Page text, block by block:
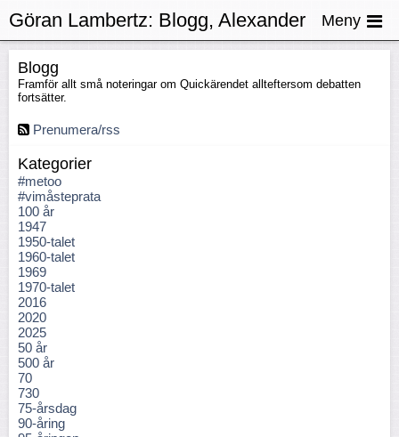
Blogg
Framför allt små noteringar om Quickärendet allteftersom debatten
fortsätter.
Prenumera/rss
Kategorier
#metoo
#vimåsteprata
100 år
1947
1950-talet
1960-talet
1969
1970-talet
2016
2020
2025
50 år
500 år
70
730
75-årsdag
90-åring
Göran Lambertz: Blogg, Alexander
Solzjenitsyn
Meny